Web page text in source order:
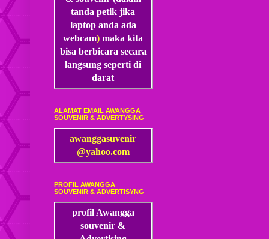
tanda petik jika
laptop anda ada
webcam)maka kita
bisa berbicara secara
langsung seperti di
darat
ALAMAT EMAIL AWANGGA
SOUVENIR & ADVERTYSING
awanggasuvenir
@yahoo.com
PROFIL AWANGGA
SOUVENIR & ADVERTISYNG
profil Awangga
souvenir &